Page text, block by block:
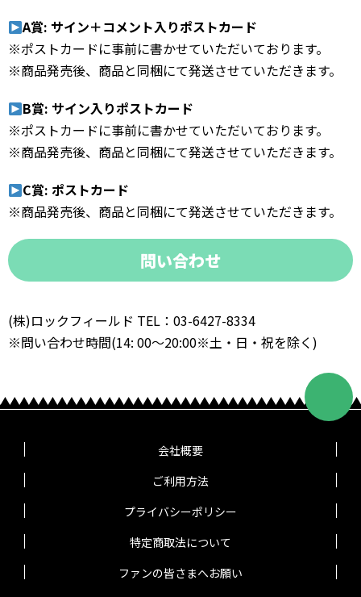
A賞: サイン＋コメント入りポストカード
※ポストカードに事前に書かせていただいております。
※商品発売後、商品と同梱にて発送させていただきます。
B賞: サイン入りポストカード
※ポストカードに事前に書かせていただいております。
※商品発売後、商品と同梱にて発送させていただきます。
C賞: ポストカード
※商品発売後、商品と同梱にて発送させていただきます。
問い合わせ
(株)ロックフィールド TEL：03-6427-8334
※問い合わせ時間(14: 00～20:00※土・日・祝を除く)
会社概要
ご利用方法
プライバシーポリシー
特定商取法について
ファンの皆さまへお願い